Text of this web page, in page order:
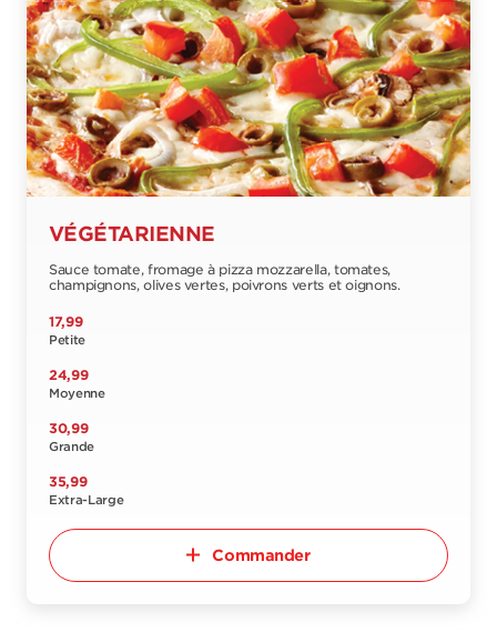
VÉGÉTARIENNE
Sauce tomate, fromage à pizza mozzarella, tomates,
champignons, olives vertes, poivrons verts et oignons.
17,99
Petite
24,99
Moyenne
30,99
Grande
35,99
Extra-Large
Commander